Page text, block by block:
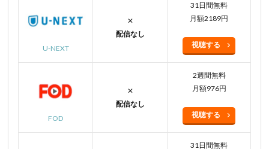
U-NEXT
✕
配信なし
31日間無料
月額2189円
視聴する
FOD
✕
配信なし
2週間無料
月額976円
視聴する
31日間無料